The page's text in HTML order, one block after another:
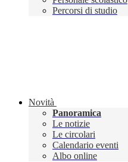
Percorsi di studio
Novità
Panoramica
Le notizie
Le circolari
Calendario eventi
Albo online